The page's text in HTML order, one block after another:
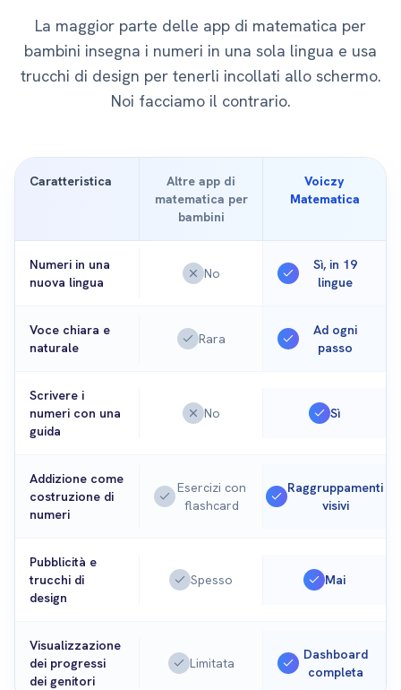
La maggior parte delle app di matematica per
bambini insegna i numeri in una sola lingua e usa
trucchi di design per tenerli incollati allo schermo.
Noi facciamo il contrario.
Caratteristica
Altre app di
matematica per
bambini
Voiczy
Matematica
Numeri in una
nuova lingua
No
Sì, in 19
lingue
Voce chiara e
naturale
Rara
Ad ogni
passo
Scrivere i
numeri con una
guida
No Sì
Addizione come
costruzione di
numeri
Esercizi con
flashcard
Raggruppamenti
visivi
Pubblicità e
trucchi di
design
Spesso Mai
Visualizzazione
dei progressi
dei genitori
Limitata
Dashboard
completa